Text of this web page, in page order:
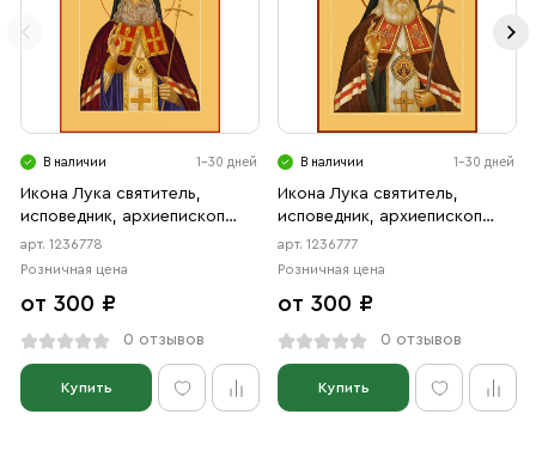
В наличии 1-30 дней
Икона Лука святитель,
исповедник, архиепископ
Крымский (АРТ.06778)
арт. 1236778
Розничная цена
от 300 ₽
0 отзывов
Купить
В наличии 1-30 дней
Икона Лука святитель,
исповедник, архиепископ
Крымский (АРТ.06777)
арт. 1236777
Розничная цена
от 300 ₽
0 отзывов
Купить